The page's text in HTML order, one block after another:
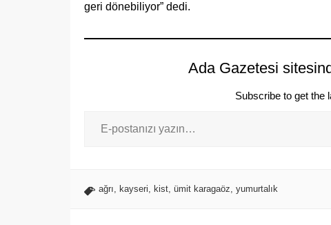
geri dönebiliyor” dedi.
Ada Gazetesi
Subscribe to get the
ağrı, kayseri, kist, ümit karagaöz, yumurtalık